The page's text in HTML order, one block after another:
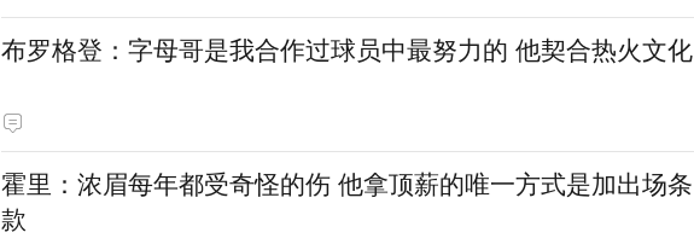
布罗格登：字母哥是我合作过球员中最努力的 他契合热火文化
霍里：浓眉每年都受奇怪的伤 他拿顶薪的唯一方式是加出场条
款